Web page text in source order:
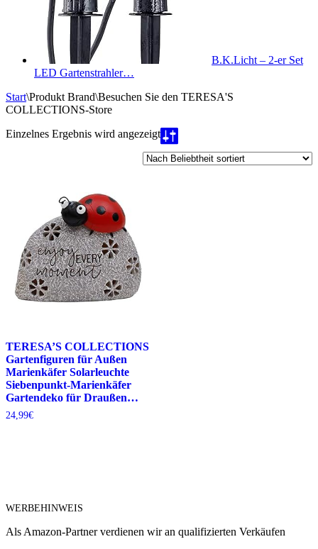
B.K.Licht – 2-er Set
LED Gartenstrahler…
Start\Produkt Brand\Besuchen Sie den TERESA'S
COLLECTIONS-Store
Einzelnes Ergebnis wird angezeigt
TERESA’S COLLECTIONS
Gartenfiguren für Außen
Marienkäfer Solarleuchte
Siebenpunkt-Marienkäfer
Gartendeko für Draußen…
24,99€
WERBEHINWEIS
Als Amazon-Partner verdienen wir an qualifizierten Verkäufen